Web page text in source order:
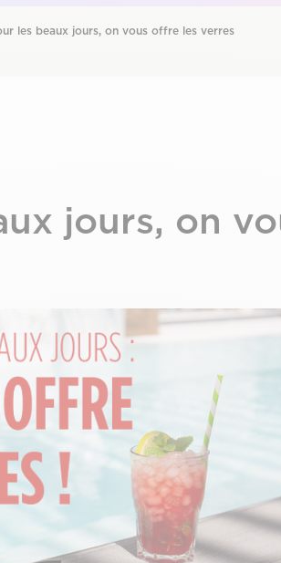
les beaux jours, on vous offre les verres
jours, on